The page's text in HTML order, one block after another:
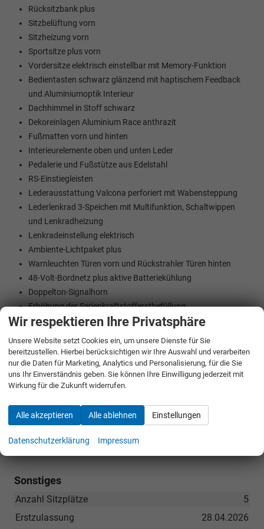
Rücksitzbank plus
Sitzbelüftung vorn
Sitzheizung vorn
Sportsitze plus vorn
Vordersitze elektrisch einstellbar mit Memory-Funktion
Bedientasten schwarz glänzend mit haptischem Feedback
und Aluminiumoptik Interieur
Dachhimmel in Stoff schwarz
Dekoreinlagen Aluminium Race anthrazit
Fußmatten vorn und hinten
Interieurelemente oben und unten Leder
Pedalerie und Fußstütze aus Edelstahl
RS-Einstiegleisten
Lederausstattung Valcona perforiert mit Wabensteppung
Lederlenkrad 3-Speichen mit Multifunktion, Schaltwippen
und Lenkradheizung
Lenkradeinstellung elektrisch
Ambiente-Lichtpaket plus
Warnleuchten Türen vorn und Rückstrahler Türen hinten
48-Volt-Bordnetz plus aktive Batteriekühlung
Doppelton-Signalhorn
Erhöhung der Serienkraftstofferstbefüllung
Heckscheibe, hintere Tür- und Seitenscheiben in Klarglas
Ladekantenschutz aus Edelstahl
Mild-Hybrid
N.N.N. Ausführung 1
Ottomotor
RS
Singleframe-Maske in Schwarz
Sonstiges
5
Anzahl Sitzplätze
28.04.2026
Erstzulassung
Wir respektieren Ihre Privatsphäre
Unsere Website setzt Cookies ein, um unsere Dienste für Sie
bereitzustellen. Hierbei berücksichtigen wir Ihre Auswahl und verarbeiten
nur die Daten für Marketing, Analytics und Personalisierung, für die Sie
uns Ihr Einverständnis geben. Sie können Ihre Einwilligung jederzeit mit
Wirkung für die Zukunft widerrufen.
Alle akzeptieren Alle ablehnen Einstellungen
Datenschutzerklärung Impressum